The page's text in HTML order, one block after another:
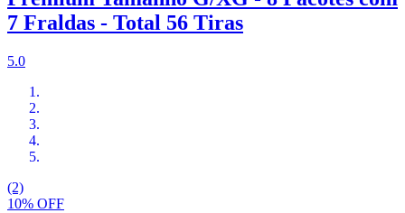
7 Fraldas - Total 56 Tiras
5.0
(2)
10% OFF